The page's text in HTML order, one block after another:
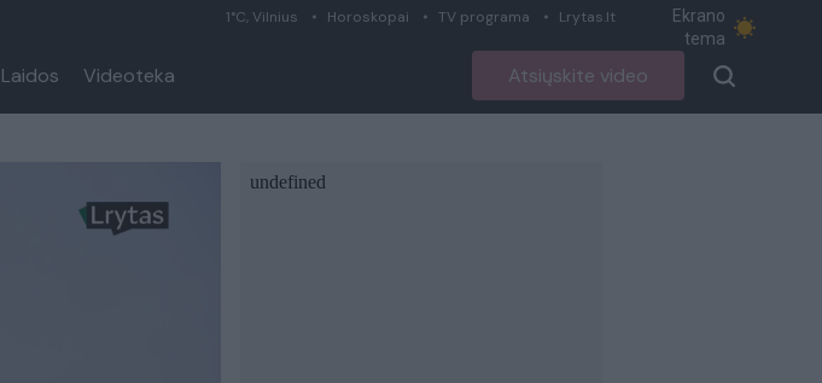
1°C, Vilnius Horoskopai TV programa Lrytas.lt
Ekrano
tema
Laidos Videoteka Atsiųskite video